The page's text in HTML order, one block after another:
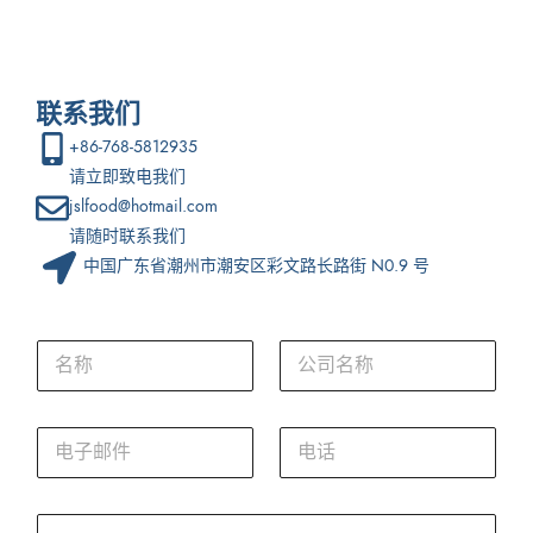
联系我们
+86-768-5812935
请立即致电我们
jslfood@hotmail.com
请随时联系我们
中国广东省潮州市潮安区彩文路长路街 N0.9 号